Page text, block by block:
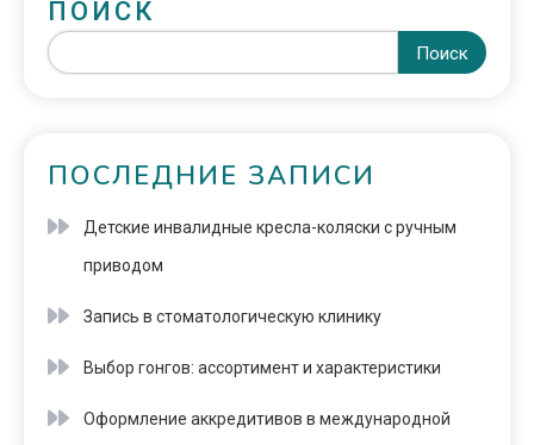
ПОИСК
Поиск
ПОСЛЕДНИЕ ЗАПИСИ
Детские инвалидные кресла-коляски с ручным
приводом
Запись в стоматологическую клинику
Выбор гонгов: ассортимент и характеристики
Оформление аккредитивов в международной